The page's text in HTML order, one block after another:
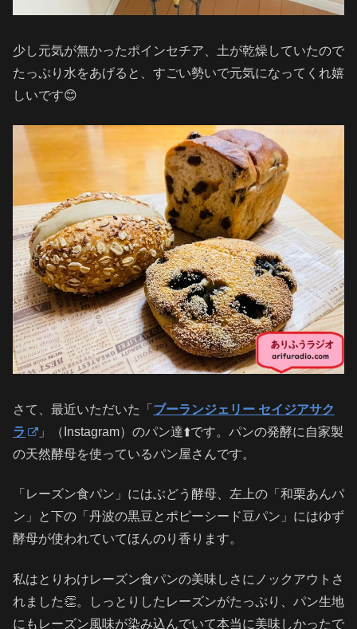
少し元気が無かったポインセチア、土が乾燥していたので
たっぷり水をあげると、すごい勢いで元気になってくれ嬉
しいです😊
さて、最近いただいた「 ブーランジェリー セイジアサク
ラ
」（Instagram）のパン達⬆️です。パンの発酵に自家製
の天然酵母を使っているパン屋さんです。
「レーズン食パン」にはぶどう酵母、左上の「和栗あんパ
ン」と下の「丹波の黒豆とポピーシード豆パン」にはゆず
酵母が使われていてほんのり香ります。
私はとりわけレーズン食パンの美味しさにノックアウトさ
れました👏。しっとりしたレーズンがたっぷり、パン生地
にもレーズン風味が染み込んでいて本当に美味しかったで